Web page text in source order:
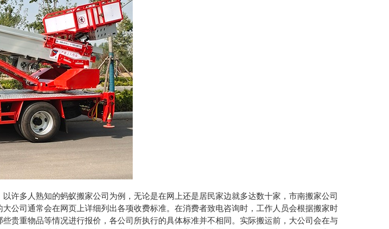
许多人熟知的蚂蚁搬家公司为例，无论是在网上还是居民家边就多达数十家， 市南搬家公司
公司通常会在网页上详细列出各项收费标准。在消费者致电咨询时，工作人员会根据搬家时
贵重物品等情况进行报价，各公司所执行的具体标准并不相同。实际搬运前，大公司会在与